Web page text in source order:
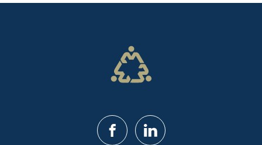
FacebookLinkedIn